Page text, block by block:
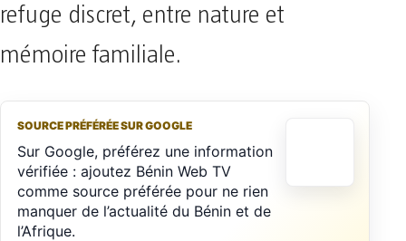
refuge discret, entre nature et
mémoire familiale.
SOURCE PRÉFÉRÉE SUR GOOGLE
Sur Google, préférez une information
vérifiée : ajoutez Bénin Web TV
comme source préférée pour ne rien
manquer de l’actualité du Bénin et de
l’Afrique.